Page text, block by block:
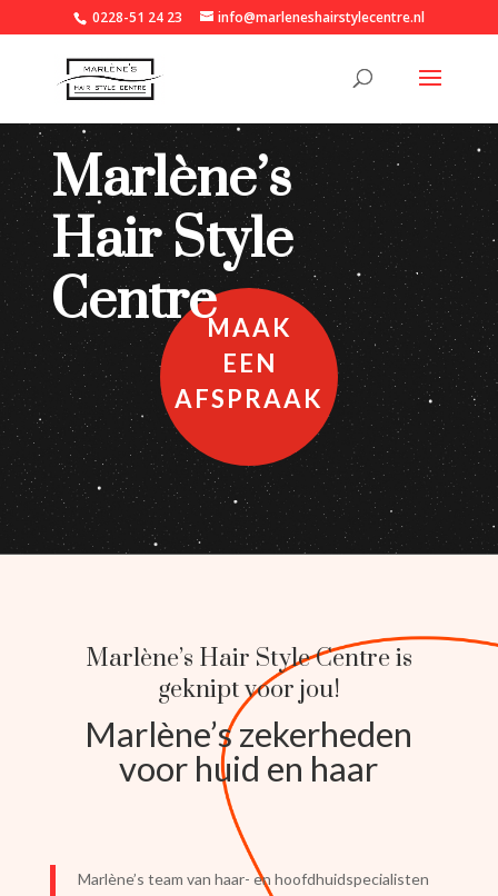
0228-51 24 23 info@marleneshairstylecentre.nl
Marlène’s
Hair Style
CentreMAAK
EEN
AFSPRAAK
Marlène’s Hair Style Centre is
geknipt voor jou!
Marlène’s zekerheden
voor huid en haar
Marlène’s team van haar- en hoofdhuidspecialisten